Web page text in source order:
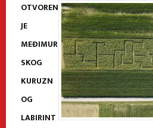
OTVOREN
JE
MEĐIMUR
SKOG
KURUZN
OG
LABIRINT